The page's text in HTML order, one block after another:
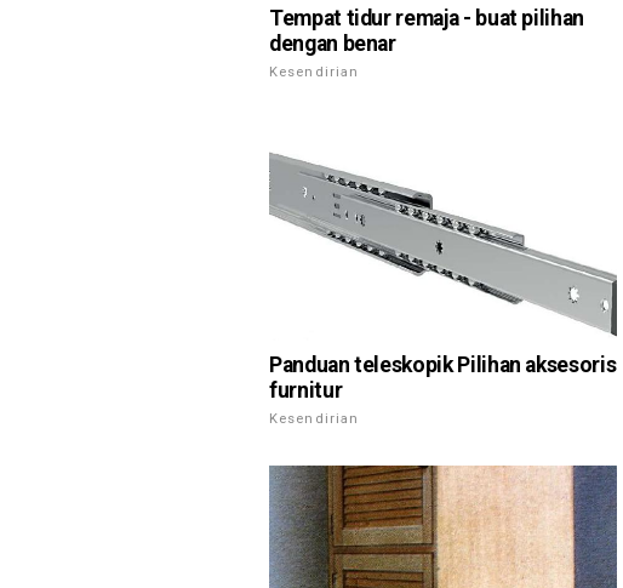
Tempat tidur remaja - buat pilihan
dengan benar
Kesendirian
Panduan teleskopik Pilihan aksesoris
furnitur
Kesendirian